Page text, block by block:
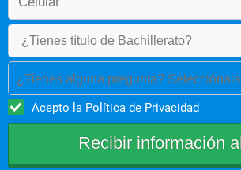
¿Tienes alguna pregunta? Selecciónala
Acepto la Política de Privacidad